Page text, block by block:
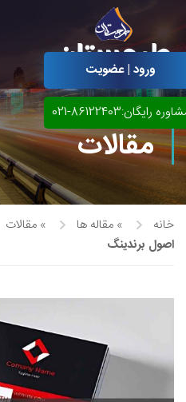
آموزش مجازی طراحی لباس
آموزش مجازی گرافیک
آموزش مجازی طراحی داخلی
نقاشی پاستل
نقاشی رنگ روغن
خوشنویسی نستعلیق
ورود | عضویت
رایگان:86122403-021
مقالات
خانه » مقاله ها » مقالات
اصول برندینگ